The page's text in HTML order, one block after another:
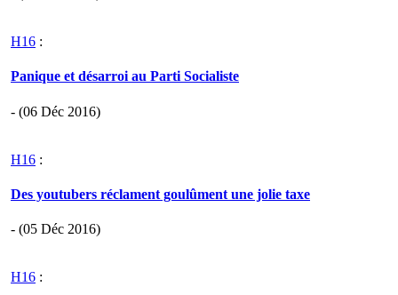
H16 :
Panique et désarroi au Parti Socialiste
- (06 Déc 2016)
H16 :
Des youtubers réclament goulûment une jolie taxe
- (05 Déc 2016)
H16 :